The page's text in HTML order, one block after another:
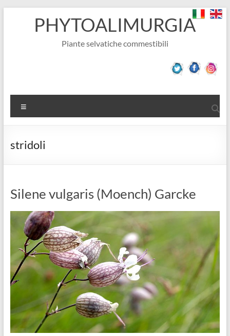
contenutoPHYTOALIMURGIA
Piante selvatiche commestibili
stridoli
Silene vulgaris (Moench) Garcke